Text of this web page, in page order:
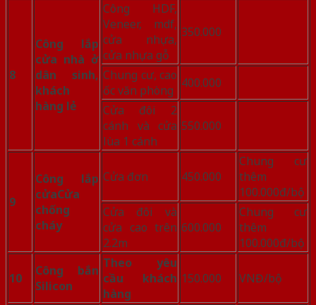
8
Công lắp
cửa nhà ở
dân sinh,
khách
hàng lẻ
Công HDF,
Veneer, mdf,
cửa nhựa,
cửa nhựa gỗ
350.000
Chung cư, cao
ốc văn phòng 400.000
Cửa đôi 2
cánh và cửa
lùa 1 cánh
550.000
9
Công lắp
cửaCửa
chống
cháy
Cửa đơn 450.000
Chung cư
thêm
100.000đ/bộ
Cửa đôi và
cửa cao trên
2.2m
600.000
Chung cư
thêm
100.000đ/bộ
10
Công bắn
Silicon
Theo yêu
cầu khách
hàng
150.000 VNĐ/bộ